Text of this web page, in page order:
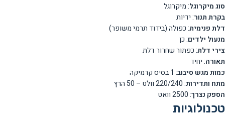
סוג מיקרוגל: מיקרוגל
בקרת תנור: ידיות
דלת פנימית: כפולה (בידוד תרמי משופר)
מנעול ילדים: כן
צירי דלת: כפתור שחרור דלת
תאורה: יחיד
כמות מגש סיבוב: 1 בסיס קרמיקה
מתח ותדירות: 220/240 וולט – 50 הרץ
הספק נצרך: 2500 וואט
טכנולוגיות